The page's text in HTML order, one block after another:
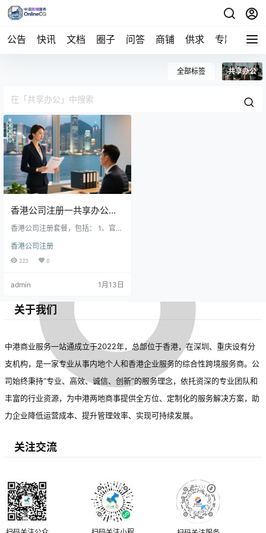
公告 快讯 文档 圈子 问答 商铺 供求 专题 导航
全部标签 共享办公
香港公司注册一共享办公和
收信地址及秘书服务
香港公司注册套餐，包括： 1、官
址； 3、公司秘书服务； 4、资料齐
全一天可获得电子证件
香港公司注册
223 0
admin 1月13日
关于我们
中港商业服务一站通成立于2022年，总部位于香港，在深圳、重庆设有分
支机构，是一家专业从事内地个人和香港企业服务的综合性跨境服务商。公
司始终秉持“专业、高效、诚信、创新”的服务理念，依托资深的专业团队和
丰富的行业资源，为中港两地商事提供全方位、定制化的服务解决方案，助
力企业降低运营成本、提升管理效率、实现可持续发展。
关注交流